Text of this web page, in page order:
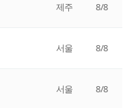
제주 8/8
서울 8/8
서울 8/8